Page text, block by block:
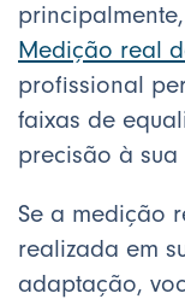
Medição real
profissional
faixas de
precisão à
Se a medição
realizada em
adaptação,